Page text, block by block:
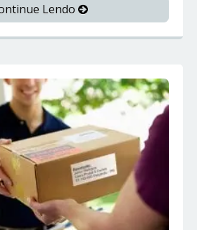
Lendo